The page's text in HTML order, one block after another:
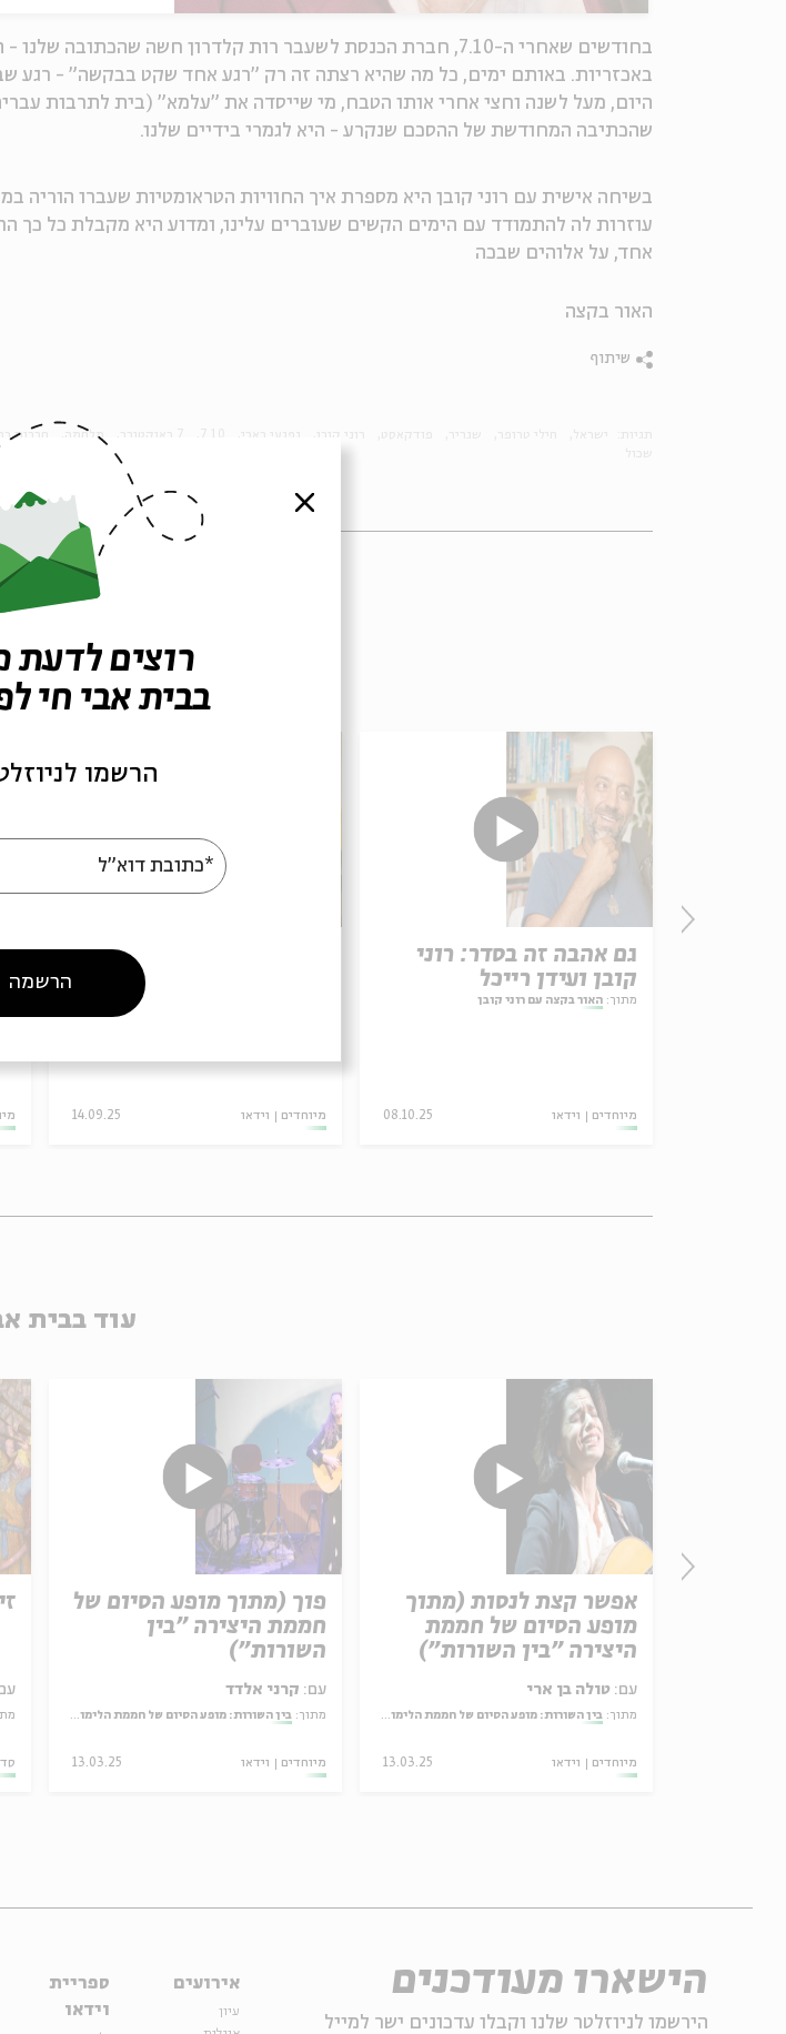
בחודשים שאחרי ה-7.10, חברת הכנסת לשעבר רות קלדרון חשה שהכתובה
באכזריות. באותם ימים, כל מה שהיא רצתה זה רק "רגע אחד שקט בבקשה" - רגע
היום, מעל לשנה וחצי אחרי אותו הטבח, מי שייסדה את "עלמא" (בית לתרבות
שהכתיבה המחודשת של ההסכם שנקרע - היא לגמרי בידיים שלנו.
בשיחה אישית עם רוני קובן היא מספרת איך החוויות הטראומטיות שעברו הוריה
עוזרות לה להתמודד עם הימים הקשים שעוברים עלינו, ומדוע היא מקבלת כל כך
אחד, על אלוהים שבכה
האור בקצה
שיתוף
רוני קובן נפגעי בארי 7.10 7 באוקטובר מלחמה חרבות
פרקים
איך עושה אזעקה?: רוני
קובן וחן ארצי סרור
מיוחדים וידאו 14.09.25
גם אהבה זה בסדר: רוני
קובן ועידן רייכל
מתוך: האור בקצה עם רוני קובן
מיוחדים וידאו 08.10.25
עוד בבית
פוך (מתוך מופע הסיום של
חממת היצירה "בין
השורות")
עם: קרני אלדד
מתוך: בין השורות: מופע הסיום של חממת הלימוד והיצירה בעין הסערה
מיוחדים וידאו 13.03.25
אפשר קצת לנסות (מתוך
מופע הסיום של חממת
היצירה "בין השורות")
עם: טולה בן ארי
מתוך: בין השורות: מופע הסיום של חממת הלימוד והיצירה בעין הסערה
מיוחדים וידאו 13.03.25
הישארו מעודכנים
הירשמו לניוזלטר שלנו וקבלו עדכונים ישר למייל
אירועים
עיון
ספריית
וידאו
סגור
רוצים לדעת
בבית אבי חי
הרשמו
*כתובת דוא"ל
הרשמה